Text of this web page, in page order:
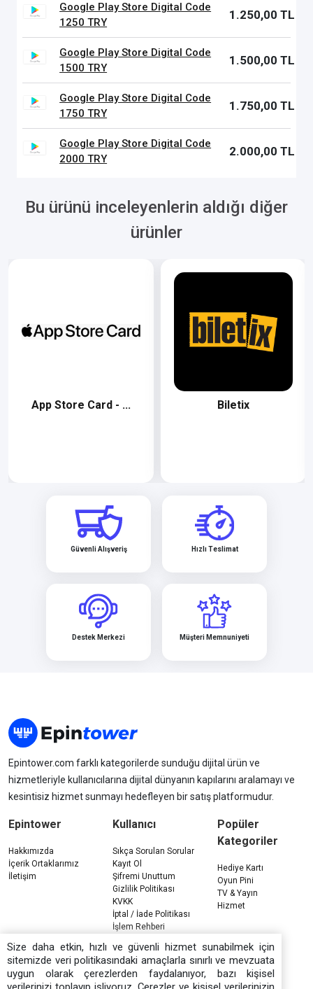
Google Play Store Digital Code
1250 TRY
1.250,00 TL
Google Play Store Digital Code
1500 TRY
1.500,00 TL
Google Play Store Digital Code
1750 TRY
1.750,00 TL
Google Play Store Digital Code
2000 TRY
2.000,00 TL
Bu ürünü inceleyenlerin aldığı diğer
ürünler
Biletix CarrefourSA
Güvenli Alışveriş Hızlı Teslimat
Destek Merkezi Müşteri Memnuniyeti
Size daha etkin, hızlı ve güvenli hizmet sunabilmek için
sitemizde veri politikasındaki amaçlarla sınırlı ve mevzuata
uygun olarak çerezlerden faydalanıyor, bazı kişisel
Epintower.com farklı kategorilerde sunduğu dijital ürün ve
hizmetleriyle kullanıcılarına dijital dünyanın kapılarını aralamayı ve
kesintisiz hizmet sunmayı hedefleyen bir satış platformudur.
Epintower
Hakkımızda
İçerik Ortaklarımız
İletişim
Kullanıcı
Sıkça Sorulan Sorular
Kayıt Ol
Şifremi Unuttum
Gizlilik Politikası
KVKK
İptal / İade Politikası
İşlem Rehberi
Popüler
Kategoriler
Hediye Kartı
Oyun Pini
TV & Yayın
Hizmet